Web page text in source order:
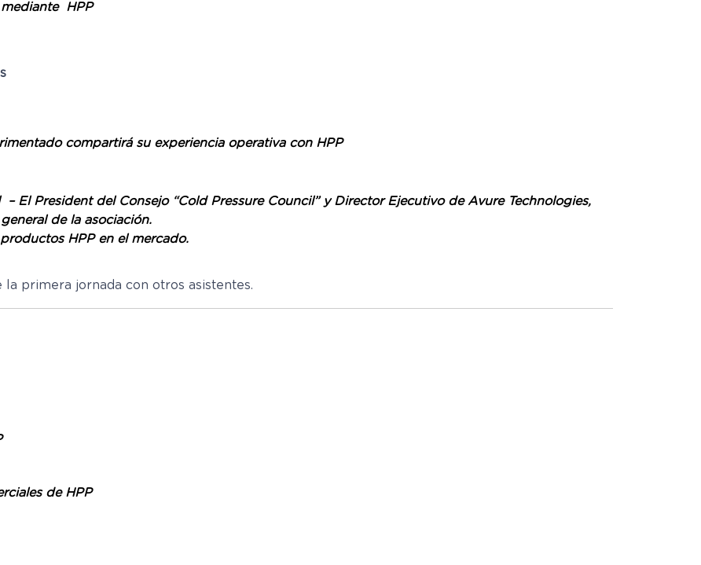
HPP
compartirá su experiencia operativa con HPP
El President del Consejo “Cold Pressure Council” y Director Ejecutivo de Avure Technologies,
de la asociación.
HPP en el mercado.
la primera jornada con otros asistentes.
de HPP